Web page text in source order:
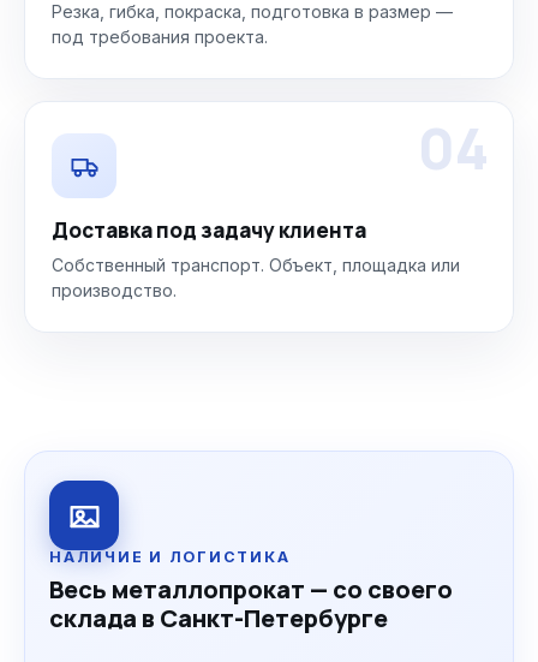
Резка, гибка, покраска, подготовка в размер —
под требования проекта.
04
Доставка под задачу клиента
Собственный транспорт. Объект, площадка или
производство.
НАЛИЧИЕ И ЛОГИСТИКА
Весь металлопрокат — со своего
склада в Санкт-Петербурге